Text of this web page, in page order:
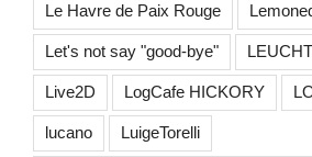
Le Havre de Paix Rouge
Let's not say "good-bye"
Live2D LogCafe HICKORY
lucano LuigeTorelli